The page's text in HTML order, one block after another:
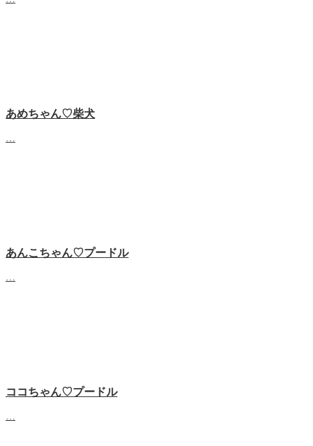
あめちゃん♡‬柴犬
あんこちゃん♡‬プードル
ココちゃん♡‬プードル